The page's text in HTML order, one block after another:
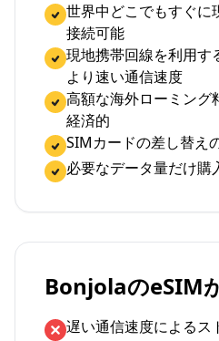
世界中どこでもすぐに
接続可能
現地携帯回線を利用す
より速い通信速度
高額な海外ローミング
経済的
SIMカードの差し替え
必要なデータ量だけ購
BonjolaのeSIM
遅い通信速度によるス